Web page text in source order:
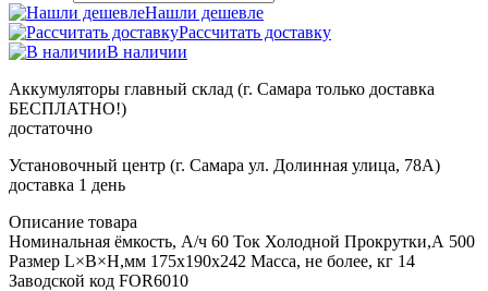
Нашли дешевле
Рассчитать доставку
В наличии
Аккумуляторы главный склад (г. Самара только доставка
БЕСПЛАТНО!)
достаточно
Установочный центр (г. Самара ул. Долинная улица, 78А)
доставка 1 день
Описание товара
Номинальная ёмкость, A/ч 60 Ток Холодной Прокрутки,А 500
Размер L×B×H,мм 175х190х242 Масса, не более, кг 14
Заводской код FOR6010